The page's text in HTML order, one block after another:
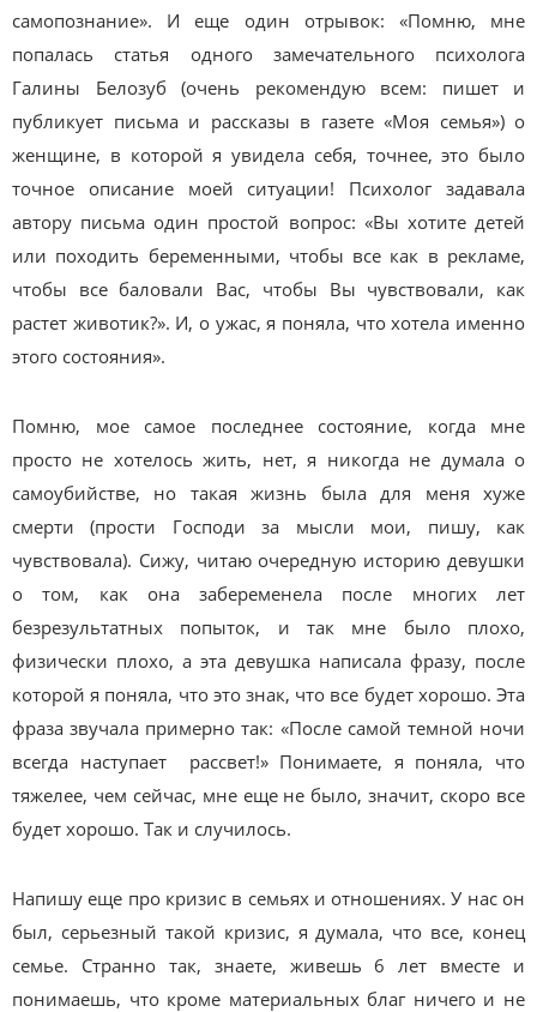
самопознание». И еще один отрывок: «Помню, мне
попалась статья одного замечательного психолога
Галины Белозуб (очень рекомендую всем: пишет и
публикует письма и рассказы в газете «Моя семья») о
женщине, в которой я увидела себя, точнее, это было
точное описание моей ситуации! Психолог задавала
автору письма один простой вопрос: «Вы хотите детей
или походить беременными, чтобы все как в рекламе,
чтобы все баловали Вас, чтобы Вы чувствовали, как
растет животик?». И, о ужас, я поняла, что хотела именно
этого состояния».
Помню, мое самое последнее состояние, когда мне
просто не хотелось жить, нет, я никогда не думала о
самоубийстве, но такая жизнь была для меня хуже
смерти (прости Господи за мысли мои, пишу, как
чувствовала). Сижу, читаю очередную историю девушки
о том, как она забеременела после многих лет
безрезультатных попыток, и так мне было плохо,
физически плохо, а эта девушка написала фразу, после
которой я поняла, что это знак, что все будет хорошо. Эта
фраза звучала примерно так: «После самой темной ночи
всегда наступает рассвет!» Понимаете, я поняла, что
тяжелее, чем сейчас, мне еще не было, значит, скоро все
будет хорошо. Так и случилось.
Напишу еще про кризис в семьях и отношениях. У нас он
был, серьезный такой кризис, я думала, что все, конец
семье. Странно так, знаете, живешь 6 лет вместе и
понимаешь, что кроме материальных благ ничего и не